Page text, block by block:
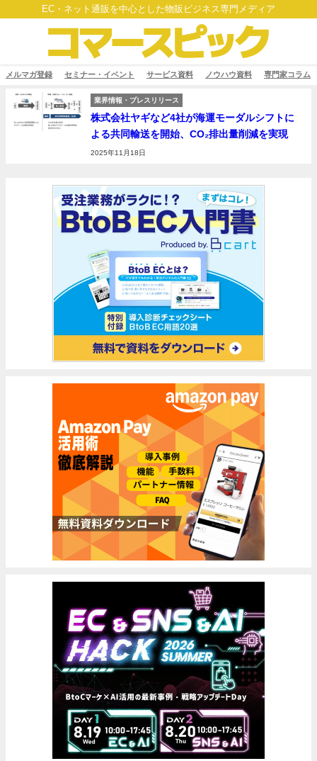
EC・ネット通販を中心とした物販ビジネス専門メディア
メルマガ登録 セミナー・イベント サービス資料 ノウハウ資料 専門家コラム
業界情報・プレスリリース
株式会社ヤギなど4社が海運モーダルシフトに
よる共同輸送を開始、CO₂排出量削減を実現
2025年11月18日